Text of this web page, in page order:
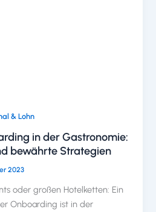
& Lohn
in der Gastronomie:
bewährte Strategien
2023
oder großen Hotelketten: Ein
Onboarding ist in der